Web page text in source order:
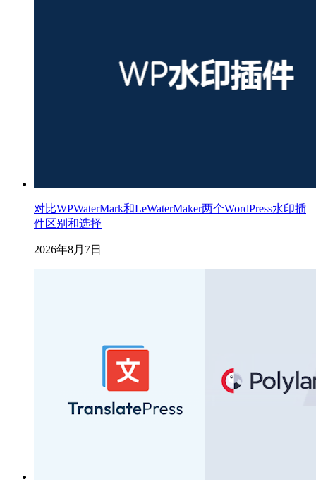
对比WPWaterMark和LeWaterMaker两个WordPress水印插
件区别和选择
2026年8月7日